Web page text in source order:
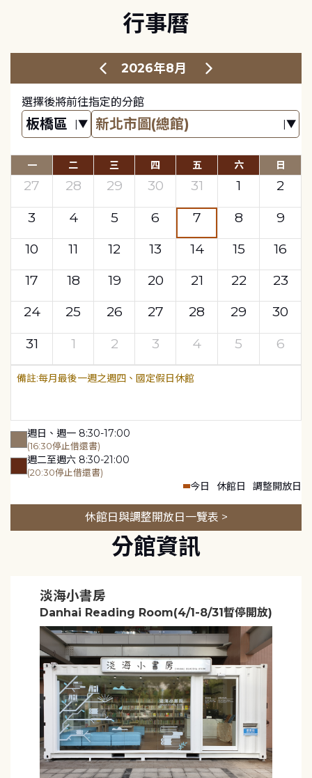
行事曆
2026年8月
選擇後將前往指定的分館
一 二 三 四 五 六 日
27 28 29 30 31 1
2
3
4 5 6 7 8
9
10
11 12 13 14 15
16
17
18 19 20 21 22
23
24
25 26 27 28 29
30
31
1 2 3 4 5 6
每月最後一週之週四、國定假日休館
週日、週一 8:30-17:00
(16:30停止借還書)
週二至週六 8:30-21:00
(20:30停止借還書)
今日 休館日 調整開放日
休館日與調整開放日一覽表 >
分館資訊
淡海小書房
Danhai Reading Room(4/1-8/31暫停開放)